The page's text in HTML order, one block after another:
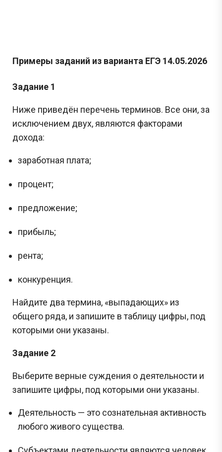
Примеры заданий из варианта ЕГЭ 14.05.2026
Задание 1
Ниже приведён перечень терминов. Все они, за
исключением двух, являются факторами
дохода:
заработная плата;
процент;
предложение;
прибыль;
рента;
конкуренция.
Найдите два термина, «выпадающих» из
общего ряда, и запишите в таблицу цифры, под
которыми они указаны.
Задание 2
Выберите верные суждения о деятельности и
запишите цифры, под которыми они указаны.
Деятельность — это сознательная активность
любого живого существа.